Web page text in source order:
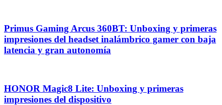
Primus Gaming Arcus 360BT: Unboxing y primeras
impresiones del headset inalámbrico gamer con baja
latencia y gran autonomía
HONOR Magic8 Lite: Unboxing y primeras
impresiones del dispositivo